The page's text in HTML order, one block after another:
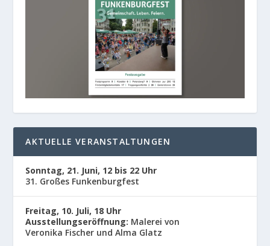
AKTUELLE VERANSTALTUNGEN
Sonntag, 21. Juni, 12 bis 22 Uhr
31. Großes Funkenburgfest
Freitag, 10. Juli, 18 Uhr
Ausstellungseröffnung: Malerei von
Veronika Fischer und Alma Glatz